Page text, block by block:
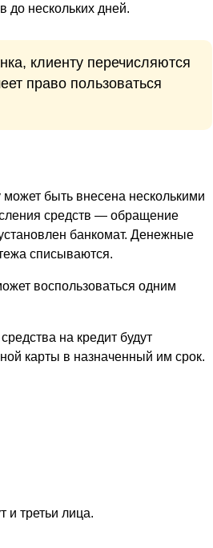
до нескольких дней.
клиенту перечисляются
право пользоваться
может быть внесена несколькими
средств — обращение
банкомат. Денежные
списываются.
воспользоваться одним
на кредит будут
карты в назначенный им срок.
и третьи лица.